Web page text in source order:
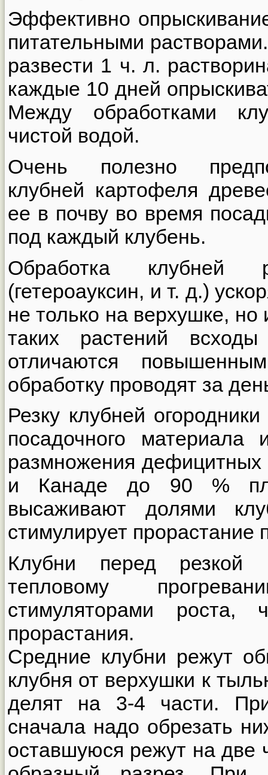
Эффективно
питательными
развести 1 ч. л.
каждые 10 дней
Между обработками
чистой водой.
Очень полезно
клубней картофеля
ее в почву во время
под каждый клубень.
Обработка клубней
(гетероауксин, и т. д.)
не только на верхушке,
таких растений
отличаются
обработку проводят за
Резку клубней
посадочного материала
размножения
и Канаде до 90 %
высаживают долями
стимулирует прорастание
Клубни перед резкой
тепловому
стимуляторами роста,
прорастания.
Средние клубни режут
клубня от верхушки к
делят на 3-4 части.
сначала надо обрезать
оставшуюся режут на две